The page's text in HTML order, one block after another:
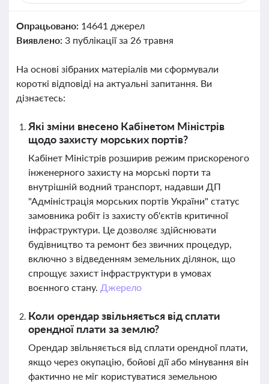
Опрацьовано: 14641 джерел
Виявлено: 3 публікації за 26 травня
На основі зібраних матеріалів ми сформували
короткі відповіді на актуальні запитання. Ви
дізнаєтесь:
Які зміни внесено Кабінетом Міністрів
щодо захисту морських портів?
Кабінет Міністрів розширив режим прискореного
інженерного захисту на морські порти та
внутрішній водний транспорт, надавши ДП
"Адміністрація морських портів України" статус
замовника робіт із захисту об'єктів критичної
інфраструктури. Це дозволяє здійснювати
будівництво та ремонт без звичних процедур,
включно з відведенням земельних ділянок, що
спрощує захист інфраструктури в умовах
воєнного стану. Джерело
Коли орендар звільняється від сплати
орендної плати за землю?
Орендар звільняється від сплати орендної плати,
якщо через окупацію, бойові дії або мінування він
фактично не міг користуватися земельною